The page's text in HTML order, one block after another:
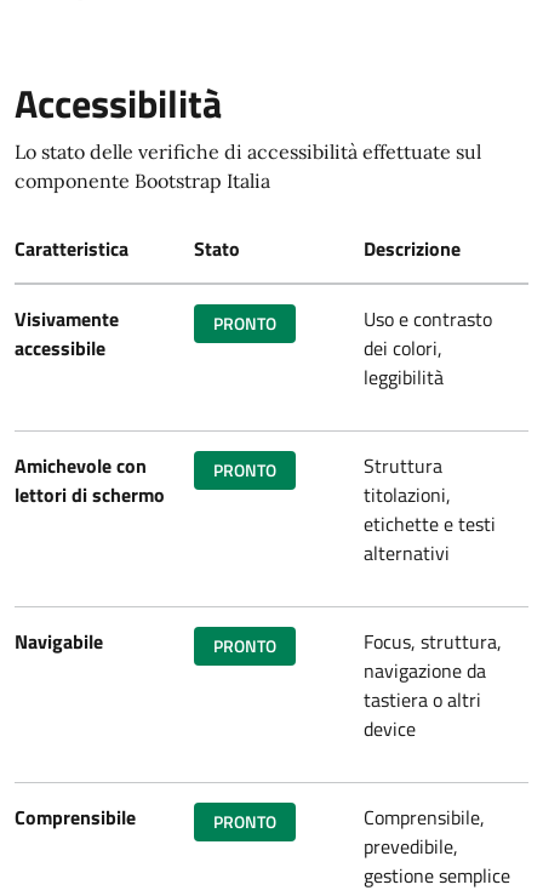
Accessibilità
Lo stato delle verifiche di accessibilità effettuate sul
componente Bootstrap Italia
Caratteristica Stato Descrizione
Visivamente
accessibile
PRONTO
Uso e contrasto
dei colori,
leggibilità
Amichevole con
lettori di schermo
PRONTO
Struttura
titolazioni,
etichette e testi
alternativi
Navigabile PRONTO
Focus, struttura,
navigazione da
tastiera o altri
device
Comprensibile PRONTO
Comprensibile,
prevedibile,
gestione semplice